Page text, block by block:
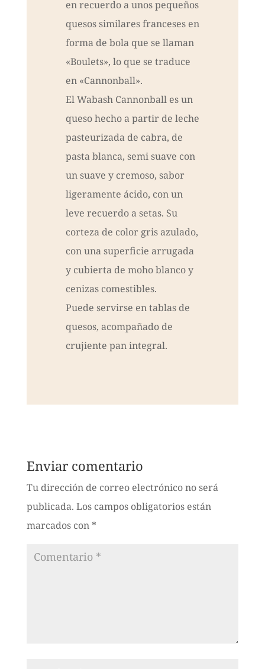
en recuerdo a unos pequeños
quesos similares franceses en
forma de bola que se llaman
«Boulets», lo que se traduce
en «Cannonball».
El Wabash Cannonball es un
queso hecho a partir de leche
pasteurizada de cabra, de
pasta blanca, semi suave con
un suave y cremoso, sabor
ligeramente ácido, con un
leve recuerdo a setas. Su
corteza de color gris azulado,
con una superficie arrugada
y cubierta de moho blanco y
cenizas comestibles.
Puede servirse en tablas de
quesos, acompañado de
crujiente pan integral.
Enviar comentario
Tu dirección de correo electrónico no será
publicada. Los campos obligatorios están
marcados con *